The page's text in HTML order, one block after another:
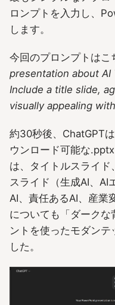
ロンプトを入力し、
します。
今回のプロンプトはこ
presentation about
Include a title slide,
visually appealing
約30秒後、ChatGPT
ウンロード可能な
は、タイトルスライ
スライド（生成AI、AI
AI、責任あるAI、産業
についても「ダークな
ントを使ったモダンテ
した。